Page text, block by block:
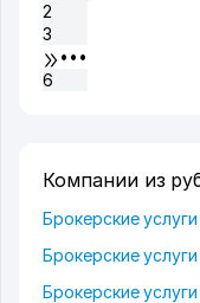
2
3
•••
6
Компании из
Брокерские
Брокерские
Брокерские